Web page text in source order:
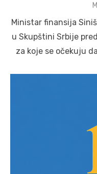
Ministar finansija
u Skupštini Srbije
za koje se očekuju